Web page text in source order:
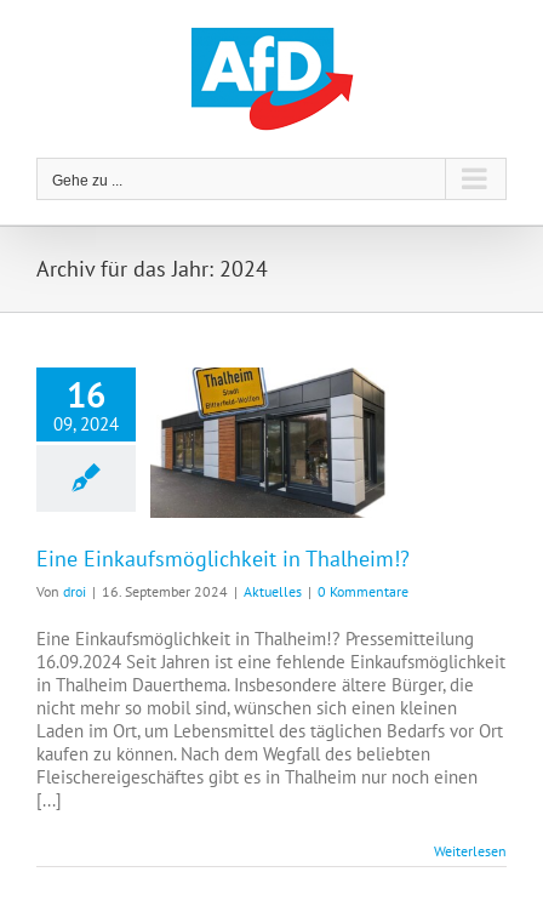
Gehe zu ...
Archiv für das Jahr: 2024
16
09, 2024
Eine Einkaufsmöglichkeit in Thalheim!?
Von droi | 16. September 2024 | Aktuelles | 0 Kommentare
Eine Einkaufsmöglichkeit in Thalheim!? Pressemitteilung
16.09.2024 Seit Jahren ist eine fehlende Einkaufsmöglichkeit
in Thalheim Dauerthema. Insbesondere ältere Bürger, die
nicht mehr so mobil sind, wünschen sich einen kleinen
Laden im Ort, um Lebensmittel des täglichen Bedarfs vor Ort
kaufen zu können. Nach dem Wegfall des beliebten
Fleischereigeschäftes gibt es in Thalheim nur noch einen
[...]
Weiterlesen